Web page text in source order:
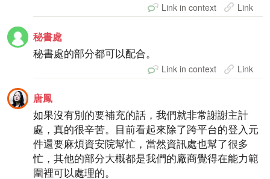
Link in context Link
秘書處
秘書處的部分都可以配合。
Link in context Link
唐鳳
如果沒有別的要補充的話，我們就非常謝謝主計
處，真的很辛苦。目前看起來除了跨平台的登入元
件還要麻煩資安院幫忙，當然資訊處也幫了很多
忙，其他的部分大概都是我們的廠商覺得在能力範
圍裡可以處理的。